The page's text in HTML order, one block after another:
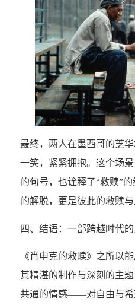
最终，两人在墨西哥的芝
一笑，紧紧拥抱。这个场
的句号，也诠释了“救赎”
的解脱，更是彼此的救赎与
四、结语：一部跨越时代
《肖申克的救赎》之所以
其精湛的制作与深刻的主
共通的情感——对自由与希